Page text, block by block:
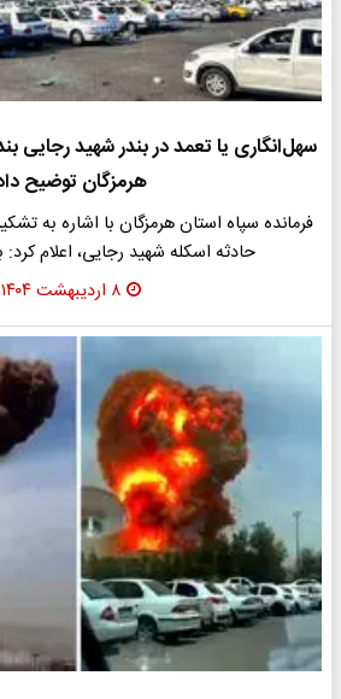
سهل‌انگاری یا تعمد در بندر شهید رجایی
هرمزگان توضیح
فرمانده سپاه استان هرمزگان با اشاره به
حادثه اسکله شهید رجایی، اعلام
۸ اردیبهشت ۱۴۰۴